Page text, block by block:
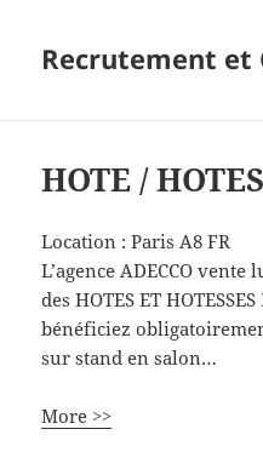
Recrutement et
HOTE /
Location :Paris A8 FR
L’agence ADECCO
des HOTES ET
bénéficiez
sur stand en salon…
More >>